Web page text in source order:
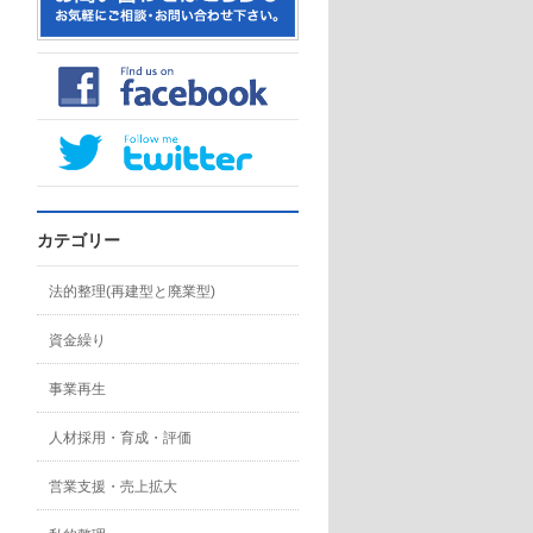
カテゴリー
法的整理(再建型と廃業型)
資金繰り
事業再生
人材採用・育成・評価
営業支援・売上拡大